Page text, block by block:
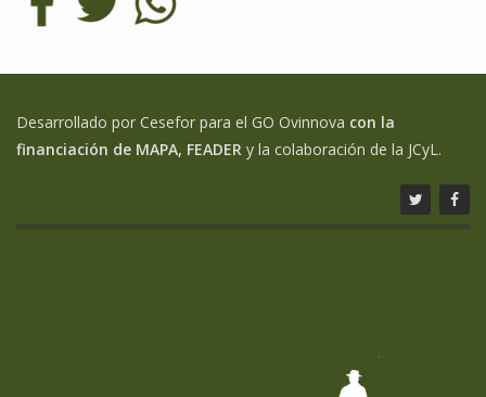
Desarrollado por Cesefor para el GO Ovinnova con la
financiación de MAPA, FEADER y la colaboración de la JCyL.